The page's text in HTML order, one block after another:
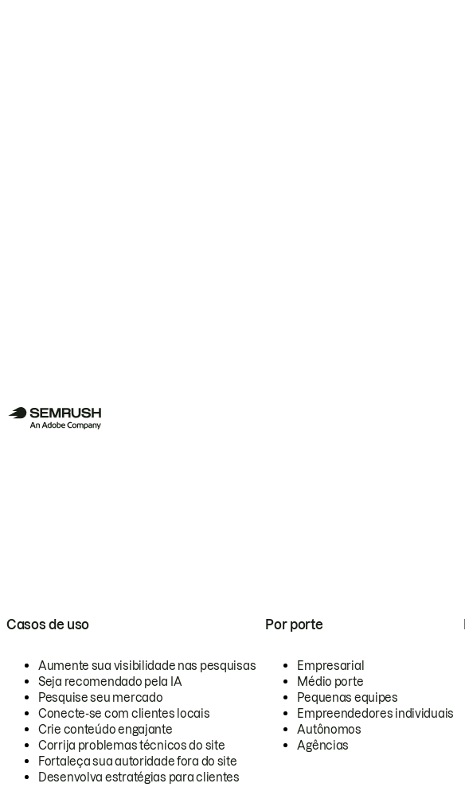
Casos de uso
Aumente sua visibilidade nas pesquisas
Seja recomendado pela IA
Pesquise seu mercado
Conecte-se com clientes locais
Crie conteúdo engajante
Corrija problemas técnicos do site
Fortaleça sua autoridade fora do site
Desenvolva estratégias para clientes
Por porte
Empresarial
Médio porte
Pequenas equipes
Empreendedores individuais
Autônomos
Agências